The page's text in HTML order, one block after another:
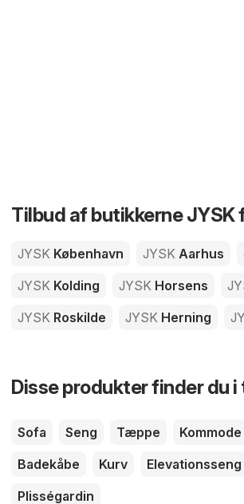
Tilbud af butikkerne JYSK
JYSK København JYSK Aarhus
JYSK Kolding JYSK Horsens
JYSK Roskilde JYSK Herning
Disse produkter finder du
Sofa Seng Tæppe Kommode
Badekåbe
Kurv Elevationsseng
Plisségardin